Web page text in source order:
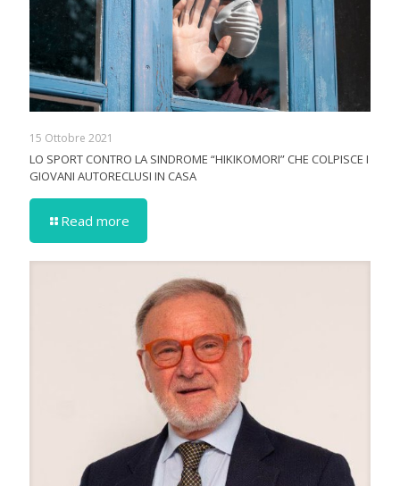
15 Ottobre 2021
LO SPORT CONTRO LA SINDROME “HIKIKOMORI” CHE COLPISCE I
GIOVANI AUTORECLUSI IN CASA
Read more